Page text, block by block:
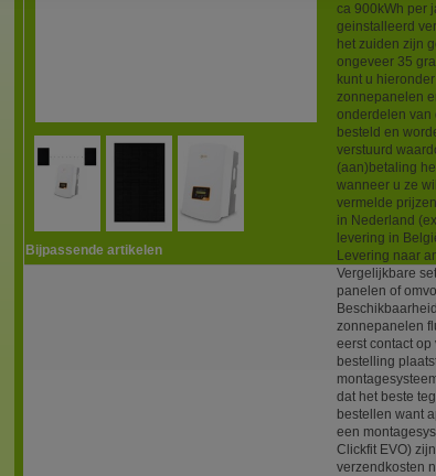
ca 900kWh per
geinstalleerd
het zuiden zijn
ongeveer 35
kunt u
zonnepanelen
onderdelen van
besteld en
verstuurd
(aan)betaling
wanneer u ze
vermelde
in Nederland
levering in
Levering naar
Vergelijkbare
panelen of
zonnepanelen
eerst contact
bestelling
dat het beste
bestellen want
een
Clickfit EVO)
verzendkosten
Bijpassende artikelen